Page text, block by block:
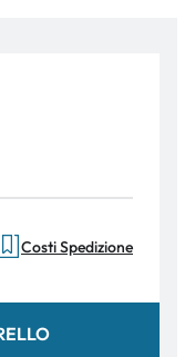
Costi Spedizione